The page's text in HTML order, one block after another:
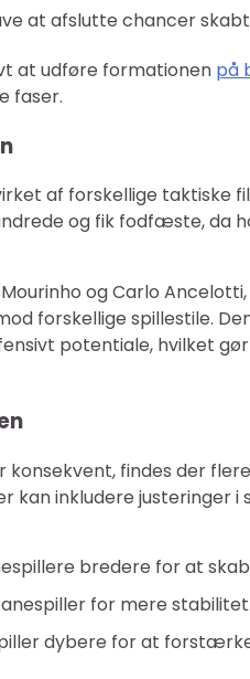
at afslutte chancer
at udføre formationen på
faser.
af forskellige taktiske
og fik fodfæste, da
og Carlo
forskellige spillestile.
potentiale, hvilket
findes der
kan inkludere justeringer
bredere for at
for mere stabilitet.
dybere for at